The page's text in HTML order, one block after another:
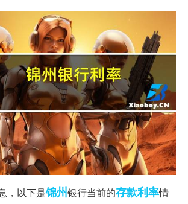
，以下是锦州银行当前的存款利率情